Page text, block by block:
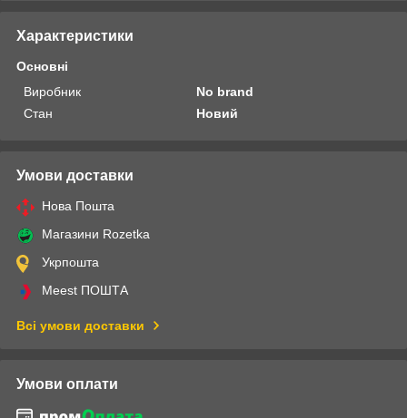
Характеристики
Основні
Виробник
No brand
Стан
Новий
Умови доставки
Нова Пошта
Магазини Rozetka
Укрпошта
Meest ПОШТА
Всі умови доставки
Умови оплати